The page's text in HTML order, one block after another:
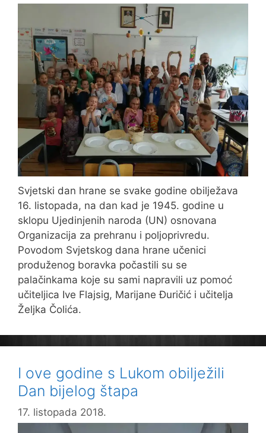
Svjetski dan hrane se svake godine obilježava
16. listopada, na dan kad je 1945. godine u
sklopu Ujedinjenih naroda (UN) osnovana
Organizacija za prehranu i poljoprivredu.
Povodom Svjetskog dana hrane učenici
produženog boravka počastili su se
palačinkama koje su sami napravili uz pomoć
učiteljica Ive Flajsig, Marijane Đuričić i učitelja
Željka Čolića.
I ove godine s Lukom obilježili
Dan bijelog štapa
17. listopada 2018.